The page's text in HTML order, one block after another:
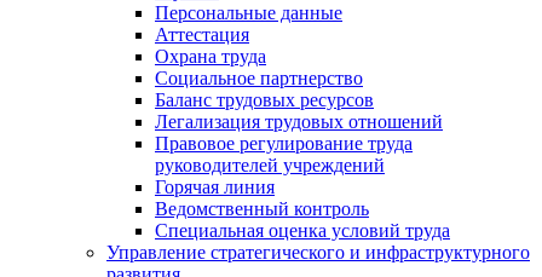
Персональные данные
Аттестация
Охрана труда
Социальное партнерство
Баланс трудовых ресурсов
Легализация трудовых отношений
Правовое регулирование труда
руководителей учреждений
Горячая линия
Ведомственный контроль
Специальная оценка условий труда
Управление стратегического и инфраструктурного